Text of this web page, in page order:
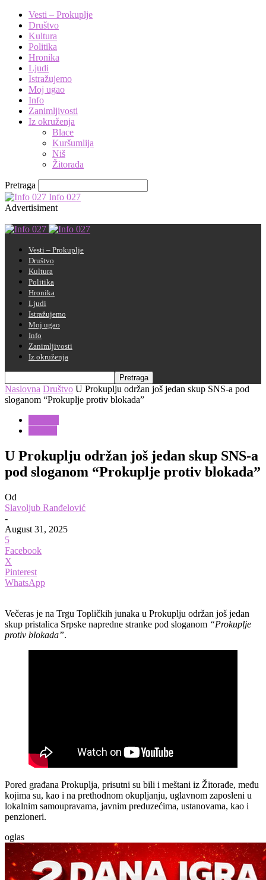
Vesti – Prokuplje
Društvo
Kultura
Politika
Hronika
Ljudi
Istražujemo
Moj ugao
Info
Zanimljivosti
Iz okruženja
Blace
Kuršumlija
Niš
Žitorađa
Pretraga
Info 027
Advertisiment
Vesti – Prokuplje
Društvo
Kultura
Politika
Hronika
Ljudi
Istražujemo
Moj ugao
Info
Zanimljivosti
Iz okruženja
Naslovna Društvo U Prokuplju održan još jedan skup SNS-a pod
sloganom “Prokuplje protiv blokada”
U Prokuplju održan još jedan skup SNS-a
pod sloganom “Prokuplje protiv blokada”
Od
Slavoljub Ranđelović
-
August 31, 2025
5
Facebook
X
Pinterest
WhatsApp
Večeras je na Trgu Topličkih junaka u Prokuplju održan još jedan
skup pristalica Srpske napredne stranke pod sloganom “Prokuplje
protiv blokada”.
Pored građana Prokuplja, prisutni su bili i meštani iz Žitorađe, među
kojima su, kao i na prethodnom okupljanju, uglavnom zaposleni u
lokalnim samoupravama, javnim preduzećima, ustanovama, kao i
penzioneri.
oglas